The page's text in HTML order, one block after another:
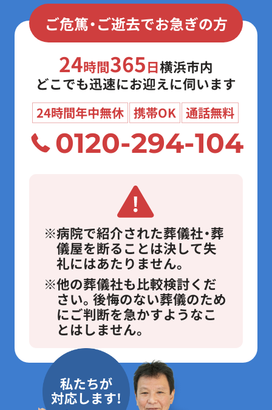
ご危篤・ご逝去でお急ぎの方
24時間365日横浜市内
どこでも迅速にお迎えに伺います
24時間年中無休 携帯OK 通話無料
0120-294-104
病院で紹介された葬儀社・葬
儀屋を断ることは決して失
礼にはあたりません。
他の葬儀社も比較検討くだ
さい。後悔のない葬儀のため
にご判断を急かすようなこ
とはしません。